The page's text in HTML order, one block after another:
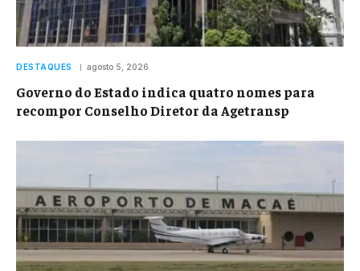
DESTAQUES agosto 5, 2026
Governo do Estado indica quatro nomes para
recompor Conselho Diretor da Agetransp